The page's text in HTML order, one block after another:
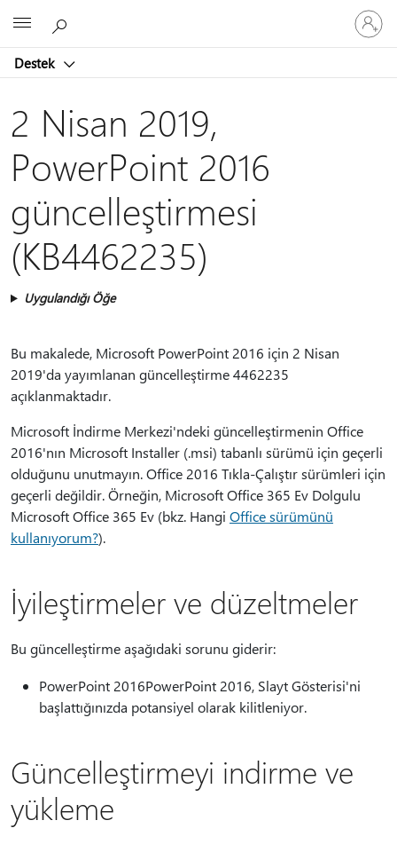
Destek
oturum
açın
2 Nisan 2019,
PowerPoint 2016
güncelleştirmesi
(KB4462235)
Uygulandığı Öğe
Bu makalede, Microsoft PowerPoint 2016 için 2 Nisan
2019'da yayımlanan güncelleştirme 4462235
açıklanmaktadır.
Microsoft İndirme Merkezi'ndeki güncelleştirmenin Office
2016'nın Microsoft Installer (.msi) tabanlı sürümü için geçerli
olduğunu unutmayın. Office 2016 Tıkla-Çalıştır sürümleri için
geçerli değildir. Örneğin, Microsoft Office 365 Ev Dolgulu
Microsoft Office 365 Ev (bkz. Hangi Office sürümünü
kullanıyorum?).
İyileştirmeler ve düzeltmeler
Bu güncelleştirme aşağıdaki sorunu giderir:
PowerPoint 2016PowerPoint 2016, Slayt Gösterisi'ni
başlattığınızda potansiyel olarak kilitleniyor.
Güncelleştirmeyi indirme ve
yükleme